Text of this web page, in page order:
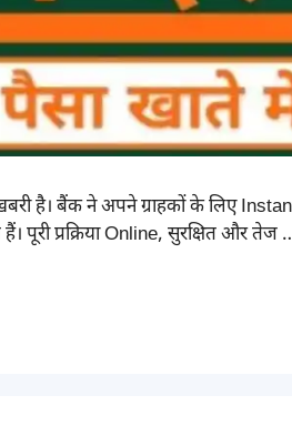
है। बैंक ने अपने ग्राहकों के लिए
प्रक्रिया Online, सुरक्षित और तेज